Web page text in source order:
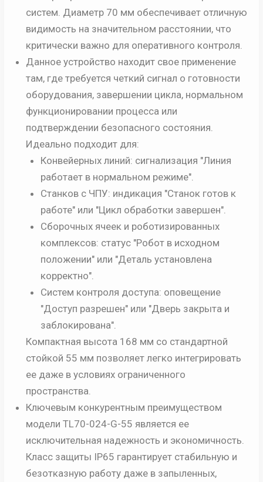
систем. Диаметр 70 мм обеспечивает отличную
видимость на значительном расстоянии, что
критически важно для оперативного контроля.
Данное устройство находит свое применение
там, где требуется четкий сигнал о готовности
оборудования, завершении цикла, нормальном
функционировании процесса или
подтверждении безопасного состояния.
Идеально подходит для:
Конвейерных линий: сигнализация "Линия
работает в нормальном режиме".
Станков с ЧПУ: индикация "Станок готов к
работе" или "Цикл обработки завершен".
Сборочных ячеек и роботизированных
комплексов: статус "Робот в исходном
положении" или "Деталь установлена
корректно".
Систем контроля доступа: оповещение
"Доступ разрешен" или "Дверь закрыта и
заблокирована".
Компактная высота 168 мм со стандартной
стойкой 55 мм позволяет легко интегрировать
ее даже в условиях ограниченного
пространства.
Ключевым конкурентным преимуществом
модели TL70-024-G-55 является ее
исключительная надежность и экономичность.
Класс защиты IP65 гарантирует стабильную и
безотказную работу даже в запыленных,